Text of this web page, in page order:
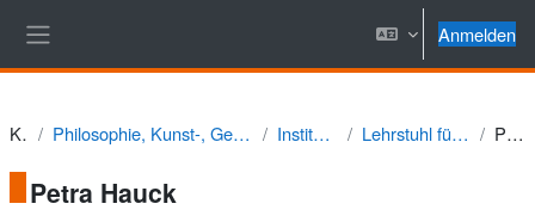
Anmelden
Kurse Philosophie, Kunst-, Geschichts- und Gesellschaftswissenschaften Institut für Geschichte Lehrstuhl für Didaktik der Geschichte Petra Hauck
Petra Hauck